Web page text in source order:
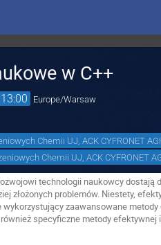
w C++
Europe/Warsaw
Chemii UJ, ACK CYFRONET
Chemii UJ, ACK CYFRONET
technologii naukowcy
złożonych problemów. Niestety,
wykorzystujący zaawansowane
specyficzne metody